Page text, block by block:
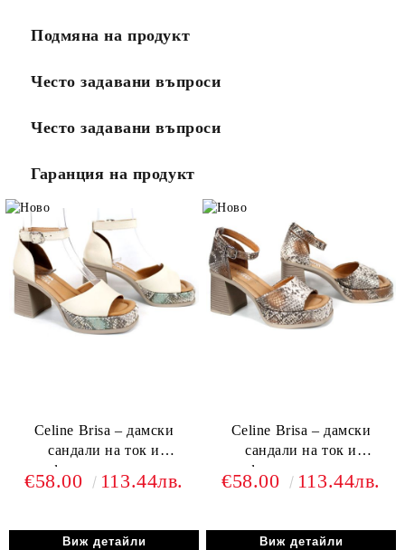
Подмяна на продукт
Често задавани въпроси
Често задавани въпроси
Гаранция на продукт
Celine Brisa – дамски
сандали на ток и
платформа от естествена
кожа в бежово
€58.00 113.44лв.
Виж детайли
Celine Brisa – дамски
сандали на ток и
платформа от естествена
кожа със змийски принт в
€58.00 113.44лв.
Виж детайли